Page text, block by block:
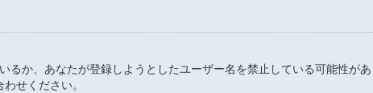
るか、あなたが登録しようとしたユーザー名を禁止している可能性が
せください。